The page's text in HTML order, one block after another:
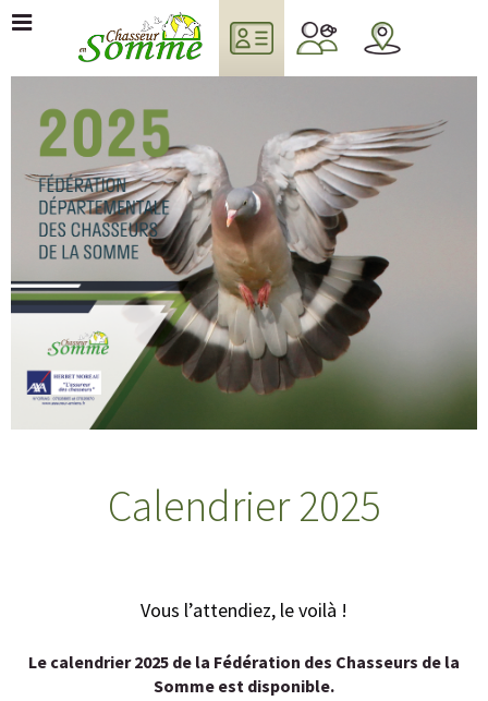
Calendrier 2025
Vous l’attendiez, le voilà !
Le calendrier 2025 de la Fédération des Chasseurs de la
Somme est disponible.